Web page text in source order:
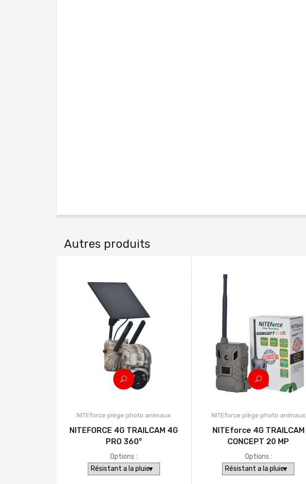
Autres produits
NITEforce piège photo animaux
NITEFORCE 4G TRAILCAM 4G
PRO 360°
Options :
NITEforce piège photo animaux
NITEforce 4G TRAILCAM
CONCEPT 20 MP
Options :